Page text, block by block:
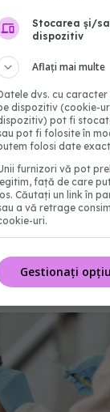
mesaj
de Familie /
Stocarea și/
dispozitiv
Aflați mai multe
dvs. cu
dispozitiv (cookie-
pot fi
pot fi folosite în
folosi date
furnizori vă pot
legitim, față de care
Căutați un link în
a vă retrage
uri.
Gestionați